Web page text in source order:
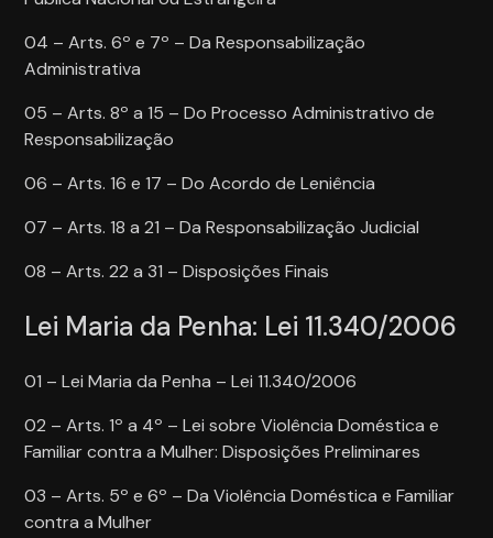
04 – Arts. 6º e 7º – Da Responsabilização
Administrativa
05 – Arts. 8º a 15 – Do Processo Administrativo de
Responsabilização
06 – Arts. 16 e 17 – Do Acordo de Leniência
07 – Arts. 18 a 21 – Da Responsabilização Judicial
08 – Arts. 22 a 31 – Disposições Finais
Lei Maria da Penha: Lei 11.340/2006
01 – Lei Maria da Penha – Lei 11.340/2006
02 – Arts. 1º a 4º – Lei sobre Violência Doméstica e
Familiar contra a Mulher: Disposições Preliminares
03 – Arts. 5º e 6º – Da Violência Doméstica e Familiar
contra a Mulher